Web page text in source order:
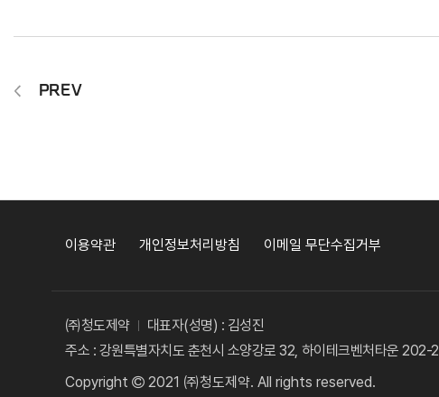
PREV
이용약관 개인정보처리방침 이메일 무단수집거부
㈜청도제약
대표자(성명) : 김성진
주소 : 강원특별자치도 춘천시 소양강로 32, 하이테크벤처타운 202-2
Copyright
2021 ㈜청도제약. All rights reserved.